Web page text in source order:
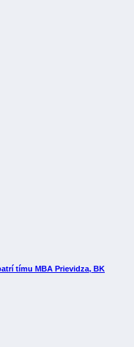
tímu MBA Prievidza, BK